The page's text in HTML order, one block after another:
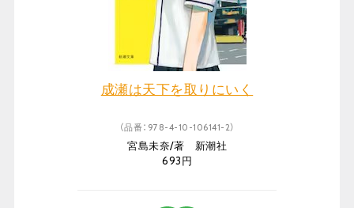
成瀬は天下を取りにいく
（品番：978-4-10-106141-2）
宮島未奈/著 新潮社
693円